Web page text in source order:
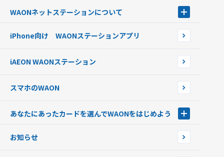
銀行口座・ATMからチャージする
オートチャージ
ポイントからチャージする
チャージ上限金額の変更について
WAON POINTサービス会員登録に伴う個人データの共同利用のお知
WAONネットステーションについて
WAONネットステーションWAON端末について
iPhone向け WAONステーションアプリ
iAEON WAONステーション
スマホのWAON
あなたにあったカードを選んでWAONをはじめよう
フードバンク応援WAON
お知らせ